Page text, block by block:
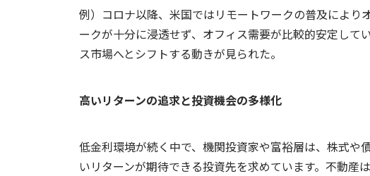
例）コロナ以降、米国ではリモートワークの普及によ
ークが十分に浸透せず、オフィス需要が比較的安定し
ス市場へとシフトする動きが見られた。
高いリターンの追求と投資機会の多様化
低金利環境が続く中で、機関投資家や富裕層は、株式
いリターンが期待できる投資先を求めています。不動